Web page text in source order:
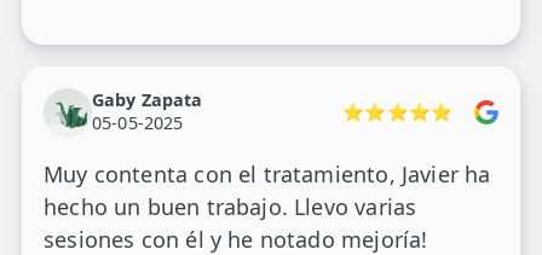
Gaby Zapata
05-05-2025
⭐⭐⭐⭐⭐
Muy contenta con el tratamiento, Javier ha
hecho un buen trabajo. Llevo varias
sesiones con él y he notado mejoría!